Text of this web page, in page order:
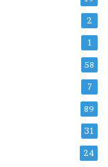
2
1
58
7
89
31
24